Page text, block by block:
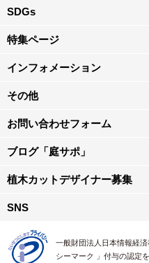
SDGs
特集ページ
インフォメーション
その他
お問い合わせフォーム
ブログ「庭サポ」
植木カットデザイナー募集
SNS
一般財団法人日本情報経
シーマーク 」付与の認定